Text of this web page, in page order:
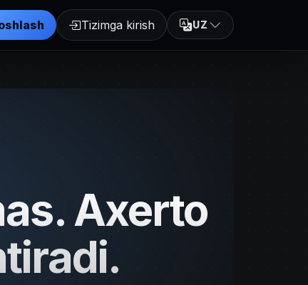
Tizimga kirish UZ
Axerto